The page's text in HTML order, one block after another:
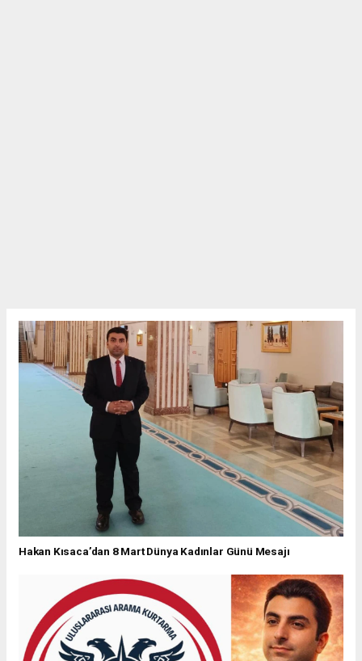
Hakan Kısaca’dan 8 Mart Dünya Kadınlar Günü Mesajı